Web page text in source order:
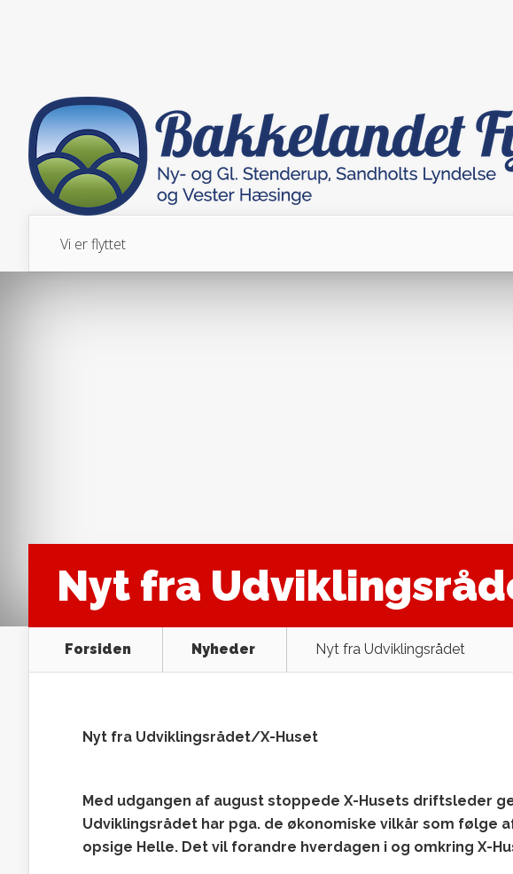
Vi er flyttet
Nyt fra
Forsiden Nyheder Nyt fra Udviklingsrådet
Nyt fra Udviklingsrådet/X-Huset
Med udgangen af august stoppede X-Husets driftsleder
Udviklingsrådet har pga. de økonomiske vilkår som følge
opsige Helle. Det vil forandre hverdagen i og omkring X-